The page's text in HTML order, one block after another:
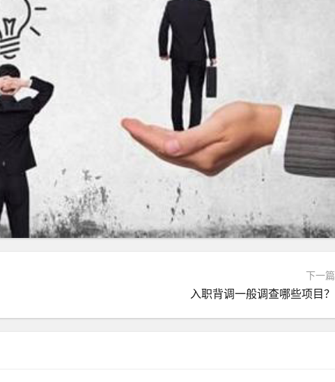
下一篇
入职背调一般调查哪些项目？